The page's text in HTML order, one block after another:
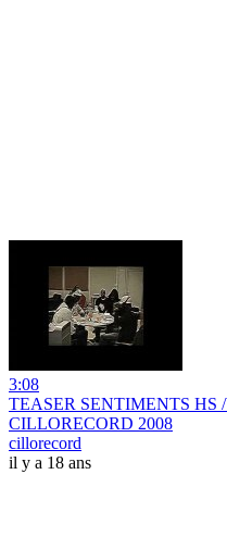
3:08
TEASER SENTIMENTS HS
CILLORECORD 2008
cillorecord
il y a 18 ans